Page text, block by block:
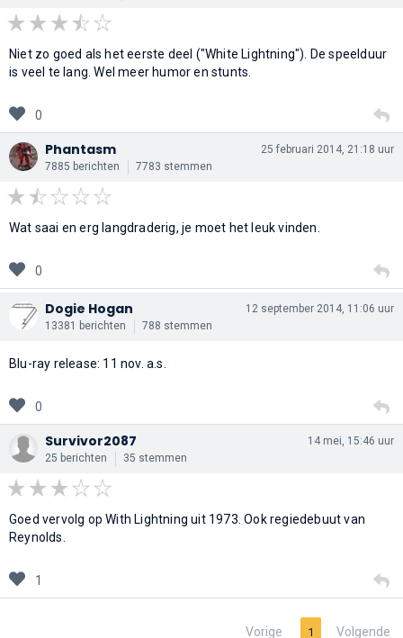
Niet zo goed als het eerste deel ("White Lightning"). De speelduur
is veel te lang. Wel meer humor en stunts.
0
Phantasm
7885 berichten 7783 stemmen
25 februari 2014, 21:18 uur
Wat saai en erg langdraderig, je moet het leuk vinden.
0
Dogie Hogan
13381 berichten 788 stemmen
12 september 2014, 11:06 uur
Blu-ray release: 11 nov. a.s.
0
Survivor2087
25 berichten 35 stemmen
14 mei, 15:46 uur
Goed vervolg op With Lightning uit 1973. Ook regiedebuut van
Reynolds.
1
Vorige 1 Volgende